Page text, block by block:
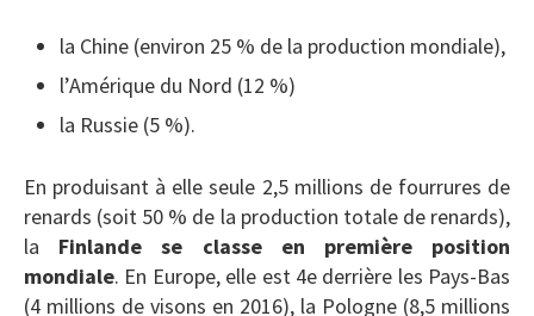
la Chine (environ 25 % de la production mondiale),
l’Amérique du Nord (12 %)
la Russie (5 %).
En produisant à elle seule 2,5 millions de fourrures de
renards (soit 50 % de la production totale de renards),
la Finlande se classe en première position
mondiale. En Europe, elle est 4e derrière les Pays-Bas
(4 millions de visons en 2016), la Pologne (8,5 millions